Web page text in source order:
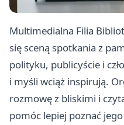
Multimedialna Filia
się sceną spotkania z
polityku, publicyście i
i myśli wciąż inspirują.
rozmowę z bliskimi i
pomóc lepiej poznać jego